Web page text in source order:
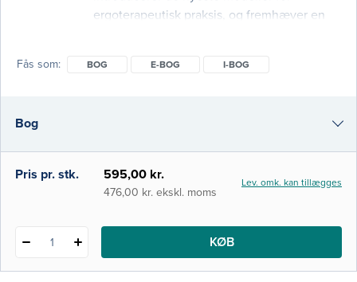
ergoterapeutisk praksis, og fremhæver en
ergoterapeuter i monofaglige, tværfaglige
kontekster. Samtidig er nogle emner, der før
havde et selvstændigt kapitel, blevet
inkorporeret
Fås som BOG E-BOG I-BOG
Bog
e-bog
Pris pr. stk. 595,00 kr.
476,00 kr. ekskl. moms
Lev. omk. kan tillægges
1 KØB